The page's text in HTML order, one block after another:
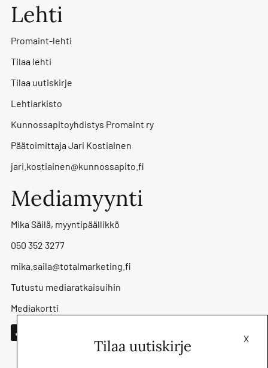
Lehti
Promaint-lehti
Tilaa lehti
Tilaa uutiskirje
Lehtiarkisto
Kunnossapitoyhdistys Promaint ry
Päätoimittaja Jari Kostiainen
jari.kostiainen@kunnossapito.fi
Mediamyynti
Mika Säilä, myyntipäällikkö
050 352 3277
mika.saila@totalmarketing.fi
Tutustu mediaratkaisuihin
Mediakortti
X
Tilaa uutiskirje